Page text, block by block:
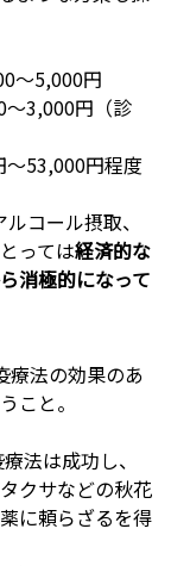
～5,000円
3,000円（診
53,000円程度
コール摂取、
っては経済的な
消極的になって
療法の効果のあ
こと。
法は成功し、
クサなどの秋花
に頼らざるを得